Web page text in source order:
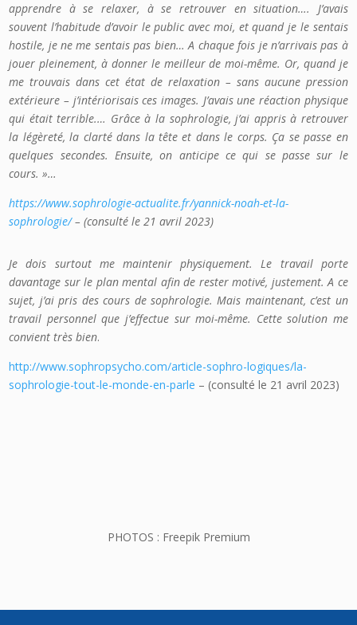
apprendre à se relaxer, à se retrouver en situation…. J’avais
souvent l’habitude d’avoir le public avec moi, et quand je le sentais
hostile, je ne me sentais pas bien… A chaque fois je n’arrivais pas à
jouer pleinement, à donner le meilleur de moi-même. Or, quand je
me trouvais dans cet état de relaxation – sans aucune pression
extérieure – j’intériorisais ces images. J’avais une réaction physique
qui était terrible.… Grâce à la sophrologie, j’ai appris à retrouver
la légèreté, la clarté dans la tête et dans le corps. Ça se passe en
quelques secondes. Ensuite, on anticipe ce qui se passe sur le
cours. »…
https://www.sophrologie-actualite.fr/yannick-noah-et-la-
sophrologie/– (consulté le 21 avril 2023)
Je dois surtout me maintenir physiquement. Le travail porte
davantage sur le plan mental afin de rester motivé, justement. A ce
sujet, j’ai pris des cours de sophrologie. Mais maintenant, c’est un
travail personnel que j’effectue sur moi-même. Cette solution me
convient très bien.
http://www.sophropsycho.com/article-sophro-logiques/la-
sophrologie-tout-le-monde-en-parle – (consulté le 21 avril 2023)
PHOTOS : Freepik Premium